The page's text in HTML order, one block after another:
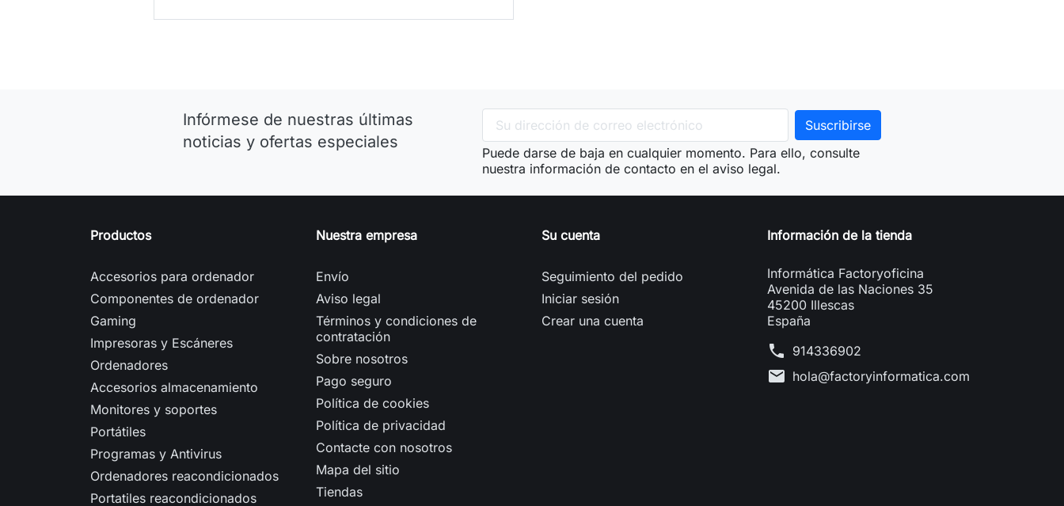
Infórmese de nuestras últimas
noticias y ofertas especiales
Puede darse de baja en cualquier momento. Para ello, consulte
nuestra información de contacto en el aviso legal.
Productos
Accesorios para ordenador
Componentes de ordenador
Gaming
Impresoras y Escáneres
Ordenadores
Accesorios almacenamiento
Monitores y soportes
Portátiles
Programas y Antivirus
Ordenadores reacondicionados
Portatiles reacondicionados
Nuestra empresa
Envío
Aviso legal
Términos y condiciones de
contratación
Sobre nosotros
Pago seguro
Política de cookies
Política de privacidad
Contacte con nosotros
Mapa del sitio
Tiendas
Su cuenta
Seguimiento del pedido
Iniciar sesión
Crear una cuenta
Información de la tienda
Informática Factoryoficina
Avenida de las Naciones 35
45200 Illescas
España
phone 914336902
mail hola@factoryinformatica.com